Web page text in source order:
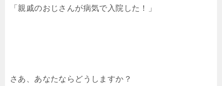
「親戚のおじさんが病気で入院した！」
さあ、あなたならどうしますか？